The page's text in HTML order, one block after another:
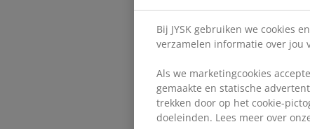
Bij JYSK gebruiken we cookies
verzamelen informatie over jou
Als we marketingcookies
gemaakte en statische
trekken door op het cookie-
doeleinden. Lees meer over